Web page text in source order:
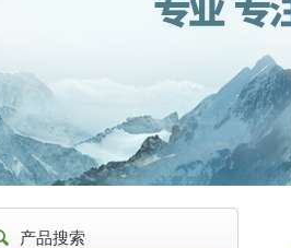
产品搜索